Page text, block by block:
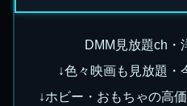
DMM見放題ch・
↓色々映画も見放題・
↓ホビー・おもちゃの高